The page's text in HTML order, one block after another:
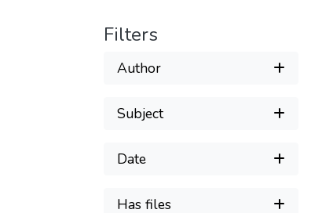
Filters
Author
Subject
Date
Has files